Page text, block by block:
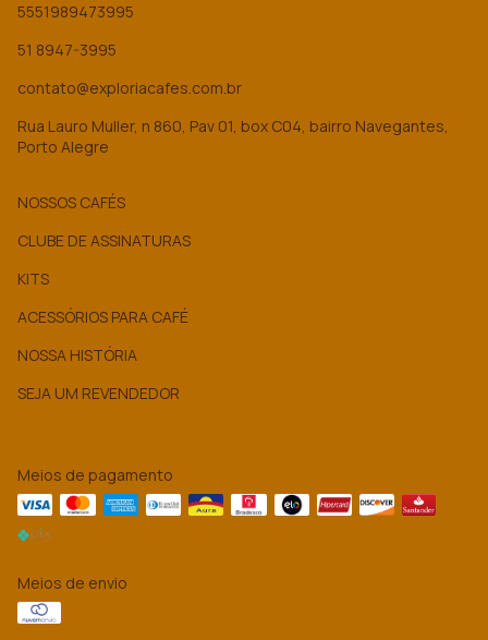
5551989473995
51 8947-3995
contato@exploriacafes.com.br
Rua Lauro Muller, n 860, Pav 01, box C04, bairro Navegantes,
Porto Alegre
NOSSOS CAFÉS
CLUBE DE ASSINATURAS
KITS
ACESSÓRIOS PARA CAFÉ
NOSSA HISTÓRIA
SEJA UM REVENDEDOR
Meios de pagamento
Meios de envio